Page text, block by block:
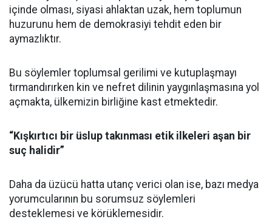
içinde olması, siyasi ahlaktan uzak, hem toplumun
huzurunu hem de demokrasiyi tehdit eden bir
aymazlıktır.
Bu söylemler toplumsal gerilimi ve kutuplaşmayı
tırmandırırken kin ve nefret dilinin yaygınlaşmasına yol
açmakta, ülkemizin birliğine kast etmektedir.
“Kışkırtıcı bir üslup takınması etik ilkeleri aşan bir
suç halidir”
Daha da üzücü hatta utanç verici olan ise, bazı medya
yorumcularının bu sorumsuz söylemleri
desteklemesi ve körüklemesidir.